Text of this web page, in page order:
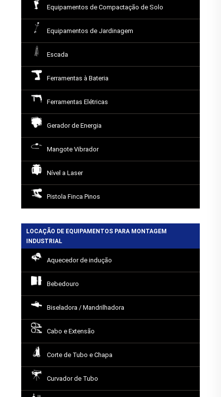
Equipamentos de Compactação de Solo
Equipamentos de Jardinagem
Escada
Ferramentas à Bateria
Ferramentas Elétricas
Gerador de Energia
Mangote Vibrador
Nível a Laser
Pistola Finca Pinos
LOCAÇÃO DE EQUIPAMENTOS PARA MONTAGEM
INDUSTRIAL
Aquecedor de indução
Bebedouro
Biseladora / Mandrilhadora
Cabo e Extensão
Corte de Tubo e Chapa
Curvador de Tubo